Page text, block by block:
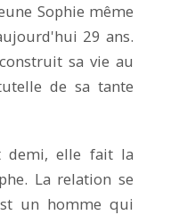
Sophie même
29 ans.
sa vie au
de sa tante
elle fait la
La relation se
un homme qui